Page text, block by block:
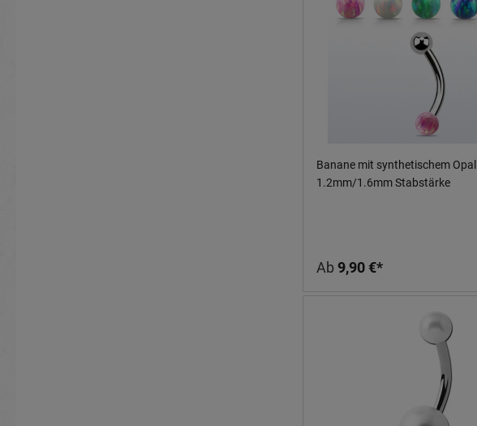
Banane mit synthetischem Opal
1.2mm/1.6mm Stabstärke
Ab9,90 €*